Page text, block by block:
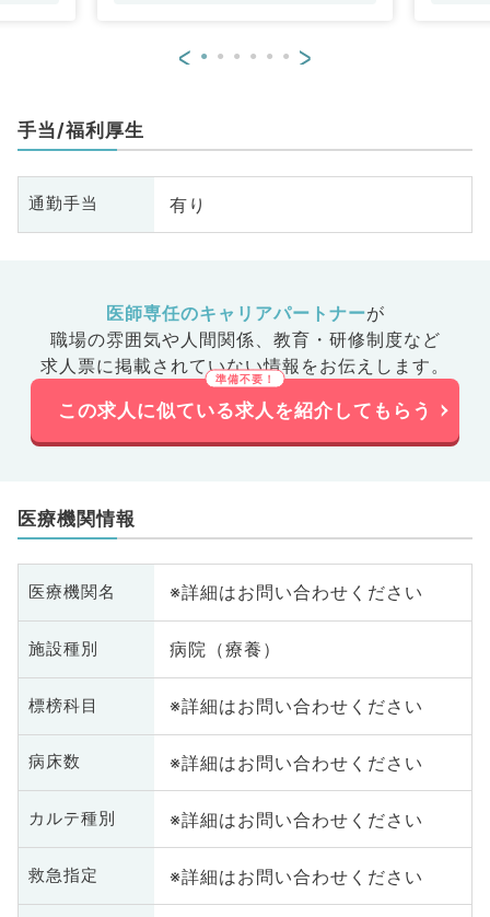
科
< >
手当/福利厚生
通勤手当 有り
医師専任のキャリアパートナーが
職場の雰囲気や人間関係、 教育・研修制度など
求人票に掲載されていない情報をお伝えします。
この求人に似ている求人を紹介してもらう
医療機関情報
医療機関名 ※詳細はお問い合わせください
施設種別 病院（療養）
標榜科目 ※詳細はお問い合わせください
病床数 ※詳細はお問い合わせください
カルテ種別 ※詳細はお問い合わせください
救急指定 ※詳細はお問い合わせください